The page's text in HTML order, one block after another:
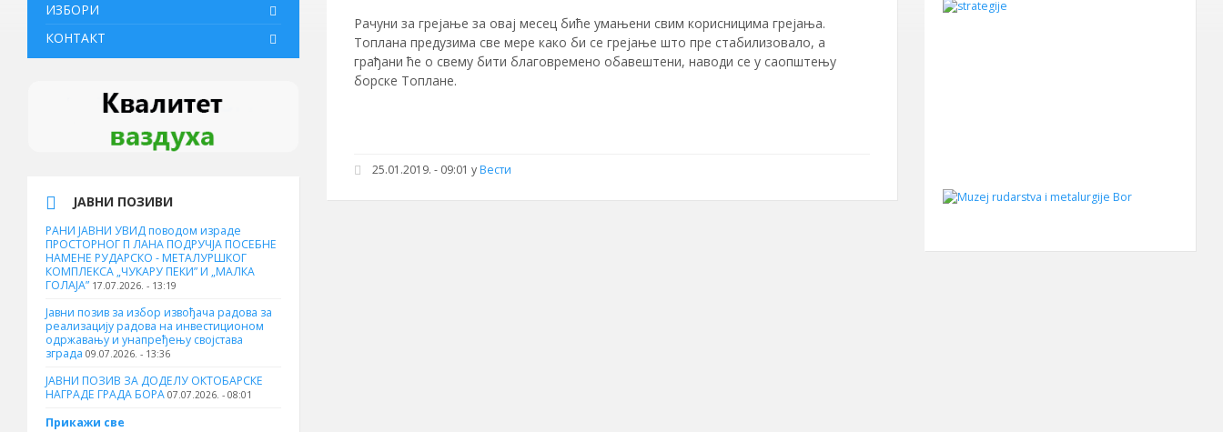
Рачуни за грејање за овај месец биће умањени свим корисницима грејања.
Топлана предузима све мере како би се грејање што пре стабилизовало, а
грађани ће о свему бити благовремено обавештени, наводи се у саoпштењу
борске Топлане.
25.01.2019. - 09:01 уВести
ИЗБОРИ
КОНТАКТ
ЈАВНИ ПОЗИВИ
РАНИ ЈАВНИ УВИД поводом израде
ПРОСТОРНОГ П ЛАНА ПОДРУЧЈА ПОСЕБНЕ
НАМЕНЕ РУДАРСКО - МЕТАЛУРШКОГ
КОМПЛЕКСА „ЧУКАРУ ПЕКИ” И „МАЛКА
ГОЛАЈА” 17.07.2026. - 13:19
Јавни позив за избор извођача радова за
реализацију радова на инвестиционом
одржавању и унапређењу својстава
зграда 09.07.2026. - 13:36
ЈАВНИ ПОЗИВ ЗА ДОДЕЛУ ОКТOБАРСКЕ
НАГРАДЕ ГРАДА БОРА 07.07.2026. - 08:01
Прикажи све